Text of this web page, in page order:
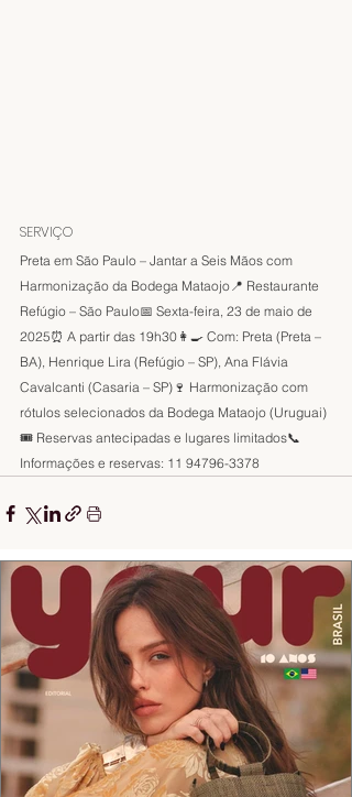
SERVIÇO
Preta em São Paulo – Jantar a Seis Mãos com
Harmonização da Bodega Mataojo📍 Restaurante
Refúgio – São Paulo📅 Sexta-feira, 23 de maio de
2025⏰ A partir das 19h30👩‍🍳 Com: Preta (Preta –
BA), Henrique Lira (Refúgio – SP), Ana Flávia
Cavalcanti (Casaria – SP)🍷 Harmonização com
rótulos selecionados da Bodega Mataojo (Uruguai)
🎟️ Reservas antecipadas e lugares limitados📞
Informações e reservas: 11 94796-3378